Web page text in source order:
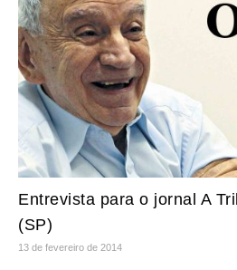
Entrevista para o jornal A
(SP)
13 de fevereiro de 2014